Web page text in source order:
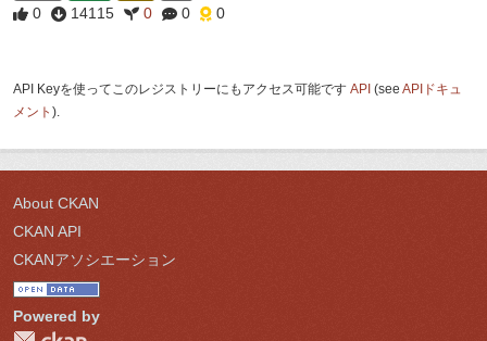
0 14115 0 0 0
API Keyを使ってこのレジストリーにもアクセス可能です API (see APIドキュ
メント ).
About CKAN
CKAN API
CKANアソシエーション
Powered by